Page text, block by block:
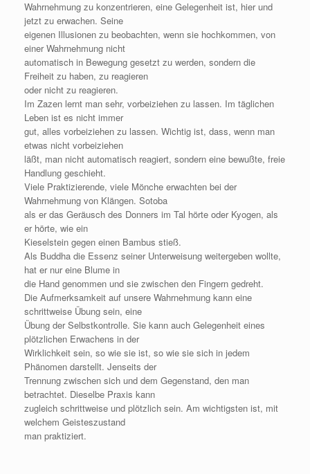
Wahrnehmung zu konzentrieren, eine Gelegenheit ist, hier und
jetzt zu erwachen. Seine
eigenen Illusionen zu beobachten, wenn sie hochkommen, von
einer Wahrnehmung nicht
automatisch in Bewegung gesetzt zu werden, sondern die
Freiheit zu haben, zu reagieren
oder nicht zu reagieren.
Im Zazen lernt man sehr, vorbeiziehen zu lassen. Im täglichen
Leben ist es nicht immer
gut, alles vorbeiziehen zu lassen. Wichtig ist, dass, wenn man
etwas nicht vorbeiziehen
läßt, man nicht automatisch reagiert, sondern eine bewußte, freie
Handlung geschieht.
Viele Praktizierende, viele Mönche erwachten bei der
Wahrnehmung von Klängen. Sotoba
als er das Geräusch des Donners im Tal hörte oder Kyogen, als
er hörte, wie ein
Kieselstein gegen einen Bambus stieß.
Als Buddha die Essenz seiner Unterweisung weitergeben wollte,
hat er nur eine Blume in
die Hand genommen und sie zwischen den Fingern gedreht.
Die Aufmerksamkeit auf unsere Wahrnehmung kann eine
schrittweise Übung sein, eine
Übung der Selbstkontrolle. Sie kann auch Gelegenheit eines
plötzlichen Erwachens in der
Wirklichkeit sein, so wie sie ist, so wie sie sich in jedem
Phänomen darstellt. Jenseits der
Trennung zwischen sich und dem Gegenstand, den man
betrachtet. Dieselbe Praxis kann
zugleich schrittweise und plötzlich sein. Am wichtigsten ist, mit
welchem Geisteszustand
man praktiziert.